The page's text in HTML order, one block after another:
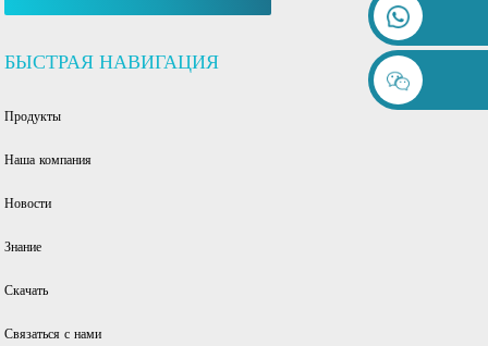
БЫСТРАЯ НАВИГАЦИЯ
Продукты
Наша компания
Новости
Знание
Скачать
Связаться с нами